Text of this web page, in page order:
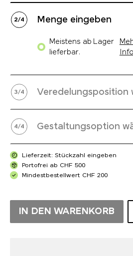
2/4 Menge eingeben
Meistens ab Lager
lieferbar.
3/4 Veredelungsposition
4/4 Gestaltungsoption
Lieferzeit: Stückzahl eingeben
Portofrei ab CHF 500
Mindestbestellwert CHF 200
IN DEN WARENKORB